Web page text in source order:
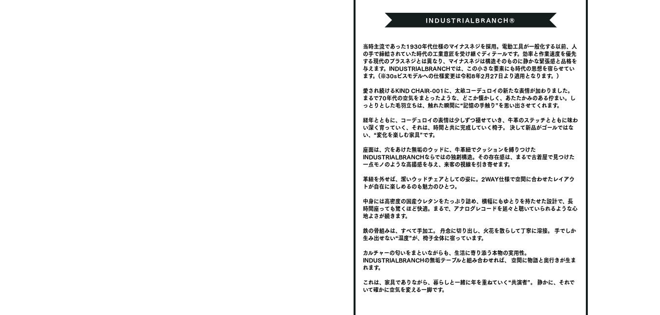
当時主流であった1930年代仕様のマイナスネジを採用。電動工具が一般化する以前、人
の手で締結されていた時代の工業意匠を受け継ぐディテールです。効率と作業速度を優先
する現代のプラスネジとは異なり、マイナスネジは構造そのものに静かな緊張感と品格を
与えます。INDUSTRIALBRANCHでは、この小さな要素にも時代の思想を宿らせてい
ます。(※30sビスモデルへの仕様変更は令和8年2月27日より適用となります。)
愛され続けるKIND CHAIR-001に、太畝コーデュロイの新たな表情が加わりました。
まるで70年代の空気をまとったような、どこか懐かしく、あたたかみのある佇まい。し
っとりとした毛羽立ちは、触れた瞬間に“記憶の手触り”を思い出させてくれます。
経年とともに、コーデュロイの表情は少しずつ褪せていき、牛革のステッチとともに味わ
い深く育っていく、それは、時間と共に完成していく椅子。 決して新品がゴールではな
い、“変化を楽しむ家具”です。
座面は、穴をあけた無垢のウッドに、牛革紐でクッションを縛りつけた
INDUSTRIALBRANCHならではの独創構造。その存在感は、まるで古着屋で見つけた
一点モノのような高揚感を与え、来客の視線を引き寄せます。
革紐を外せば、潔いウッドチェアとしての姿に。2WAY仕様で空間に合わせたレイアウ
トが自在に楽しめるのも魅力のひとつ。
中身には高密度の国産ウレタンをたっぷり詰め、横幅にもゆとりを持たせた設計で、長
時間座っても驚くほど快適。まるで、アナログレコードを延々と聴いていられるような心
地よさが続きます。
鉄の骨組みは、すべて手加工。 丹念に切り出し、火花を散らして丁寧に溶接。 手でしか
生み出せない“温度”が、椅子全体に宿っています。
カルチャーの匂いをまといながらも、生活に寄り添う本物の実用性。
INDUSTRIALBRANCHの無垢テーブルと組み合わせれば、 空間に物語と奥行きが生ま
れます。
これは、家具でありながら、暮らしと一緒に年を重ねていく“共演者”。 静かに、それで
いて確かに空気を変える一脚です。